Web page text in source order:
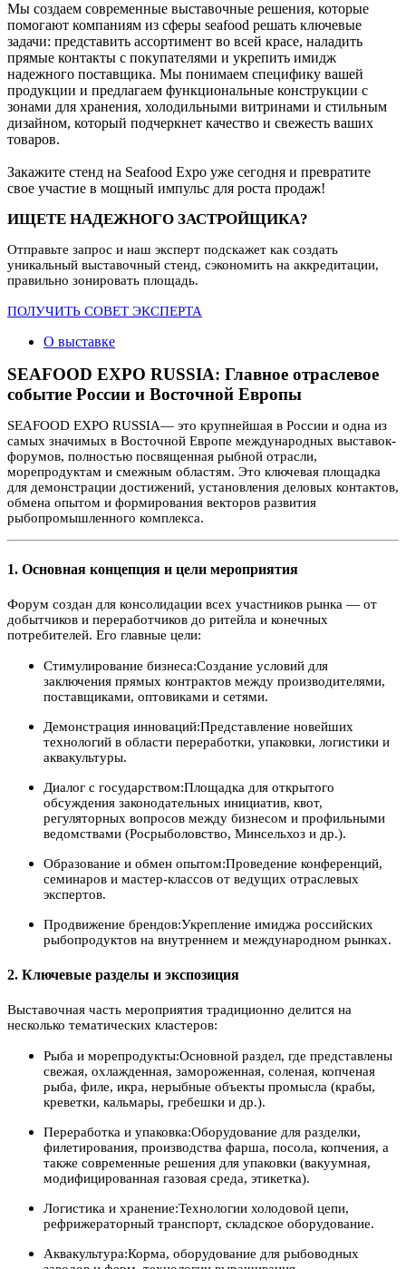
Мы создаем современные выставочные решения, которые
помогают компаниям из сферы seafood решать ключевые
задачи: представить ассортимент во всей красе, наладить
прямые контакты с покупателями и укрепить имидж
надежного поставщика. Мы понимаем специфику вашей
продукции и предлагаем функциональные конструкции с
зонами для хранения, холодильными витринами и стильным
дизайном, который подчеркнет качество и свежесть ваших
товаров.
Закажите стенд на Seafood Expo уже сегодня и превратите
свое участие в мощный импульс для роста продаж!
ИЩЕТЕ НАДЕЖНОГО ЗАСТРОЙЩИКА?
Отправьте запрос и наш эксперт подскажет как создать
уникальный выставочный стенд, сэкономить на аккредитации,
правильно зонировать площадь.
ПОЛУЧИТЬ СОВЕТ ЭКСПЕРТА
О выставке
SEAFOOD EXPO RUSSIA: Главное отраслевое
событие России и Восточной Европы
SEAFOOD EXPO RUSSIA— это крупнейшая в России и одна из
самых значимых в Восточной Европе международных выставок-
форумов, полностью посвященная рыбной отрасли,
морепродуктам и смежным областям. Это ключевая площадка
для демонстрации достижений, установления деловых контактов,
обмена опытом и формирования векторов развития
рыбопромышленного комплекса.
1. Основная концепция и цели мероприятия
Форум создан для консолидации всех участников рынка — от
добытчиков и переработчиков до ритейла и конечных
потребителей. Его главные цели:
Стимулирование бизнеса:Создание условий для
заключения прямых контрактов между производителями,
поставщиками, оптовиками и сетями.
Демонстрация инноваций:Представление новейших
технологий в области переработки, упаковки, логистики и
аквакультуры.
Диалог с государством:Площадка для открытого
обсуждения законодательных инициатив, квот,
регуляторных вопросов между бизнесом и профильными
ведомствами (Росрыболовство, Минсельхоз и др.).
Образование и обмен опытом:Проведение конференций,
семинаров и мастер-классов от ведущих отраслевых
экспертов.
Продвижение брендов:Укрепление имиджа российских
рыбопродуктов на внутреннем и международном рынках.
2. Ключевые разделы и экспозиция
Выставочная часть мероприятия традиционно делится на
несколько тематических кластеров:
Рыба и морепродукты:Основной раздел, где представлены
свежая, охлажденная, замороженная, соленая, копченая
рыба, филе, икра, нерыбные объекты промысла (крабы,
креветки, кальмары, гребешки и др.).
Переработка и упаковка:Оборудование для разделки,
филетирования, производства фарша, посола, копчения, а
также современные решения для упаковки (вакуумная,
модифицированная газовая среда, этикетка).
Логистика и хранение:Технологии холодовой цепи,
рефрижераторный транспорт, складское оборудование.
Аквакультура:Корма, оборудование для рыбоводных